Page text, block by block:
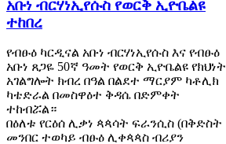
አቡነ ብርሃነኢየሱስ የወርቅ ኢዮቤልዩ
ተከበረ
የብፁዕ ካርዲናል አቡነ ብርሃነኢየሱስ እና የብፁዕ
አቡነ ጸጋዬ 50ኛ ዓመት የወርቅ ኢዮቤልዩ የክህነት
አገልግሎት ክብረ በዓል በልደተ ማርያም ካቶሊክ
ካቴድራል በመስዋዕተ ቅዳሴ በድምቀት
ተከብሯል።
በዕለቱ የርዕሰ ሊቃነ ጳጳሳት ፍራንሲስ (በቅድስት
መንበር ተወካይ ብፁዕ ሊቀጳጳስ ብሪያን